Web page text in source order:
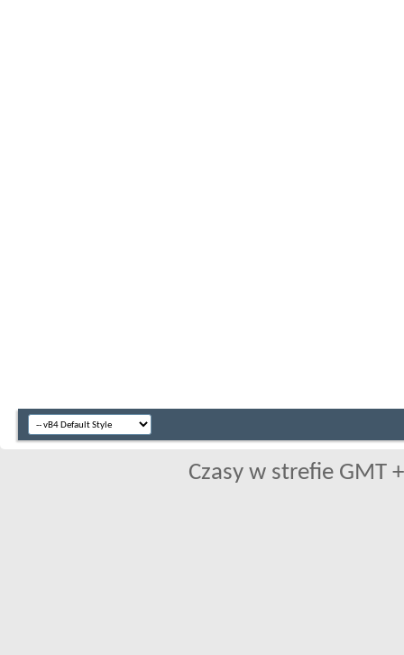
Czasy w strefie GMT